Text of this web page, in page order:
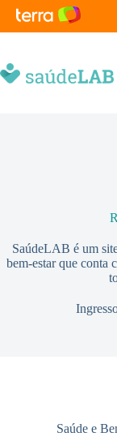
SaúdeLAB é um
bem-estar que conta
Saúde e